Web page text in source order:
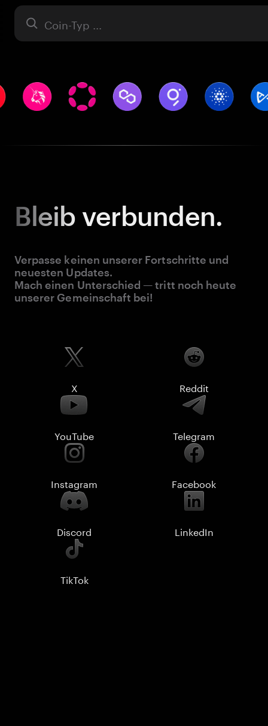
Asset
Bleib verbunden.
Verpasse keinen unserer Fortschritte und
neuesten Updates.
Mach einen Unterschied — tritt noch heute
unserer Gemeinschaft bei!
X Reddit
YouTube Telegram
Instagram Facebook
Discord LinkedIn
TikTok